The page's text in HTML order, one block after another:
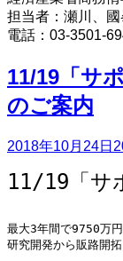
担当者：瀬川、國
電話：03-3501-
11/19「サ
のご案内
2018年10月24日
11/19「サ
最大3年間で9750万
研究開発から販路開